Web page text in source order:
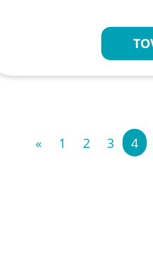
« 1 2 3 4